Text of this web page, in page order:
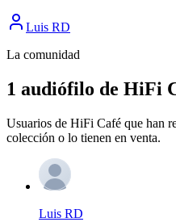
Luis RD
La comunidad
1 audiófilo de HiFi
Usuarios de HiFi Café que han
colección o lo tienen en venta.
Luis RD